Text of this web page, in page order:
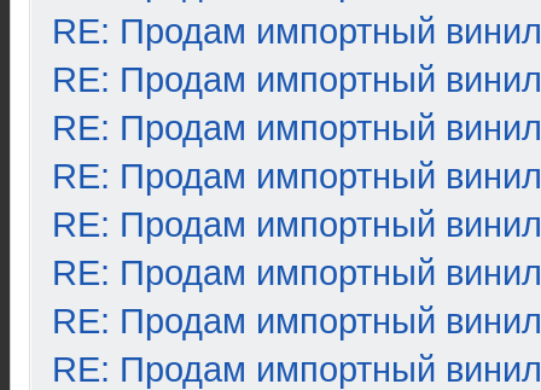
RE: Продам импортный винил
RE: Продам импортный винил
RE: Продам импортный винил
RE: Продам импортный винил
RE: Продам импортный винил
RE: Продам импортный винил
RE: Продам импортный винил
RE: Продам импортный винил